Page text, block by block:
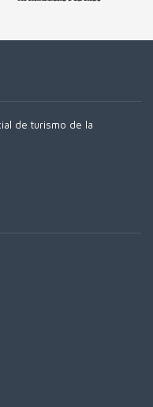
de turismo de la